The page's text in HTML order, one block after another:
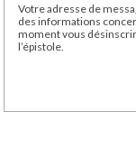
Votre adresse de
des informations
moment vous
l’épistole.